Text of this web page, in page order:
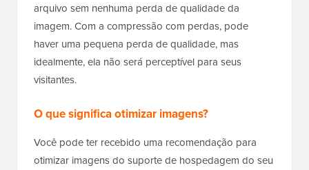
arquivo sem nenhuma perda de qualidade da
imagem. Com a compressão com perdas, pode
haver uma pequena perda de qualidade, mas
idealmente, ela não será perceptível para seus
visitantes.
O que significa otimizar imagens?
Você pode ter recebido uma recomendação para
otimizar imagens do suporte de hospedagem do seu